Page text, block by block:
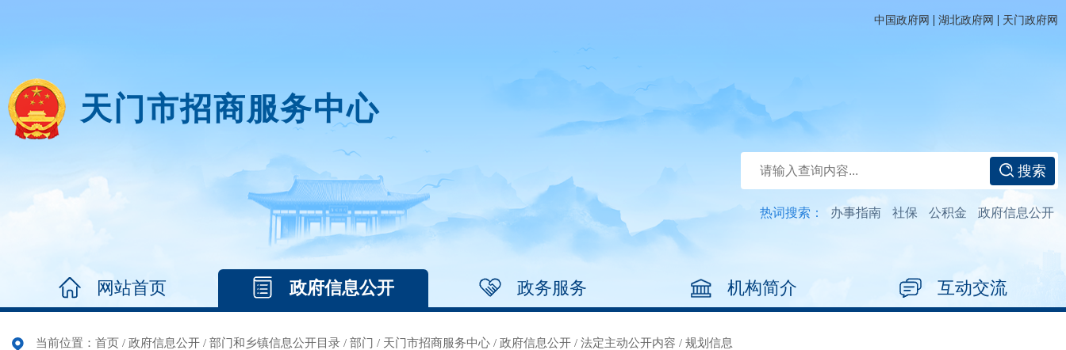
中国政府网 | 湖北政府网 | 天门政府网
天门市招商服务中心
搜索
热词搜索： 办事指南 社保 公积金 政府信息公开
网站首页 政府信息公开 政务服务 机构简介 互动交流
当前位置： 首页 / 政府信息公开 / 部门和乡镇信息公开目录 / 部门 / 天门市招商服务中心 / 政府信息公开 / 法定主动公开内容 / 规划信息